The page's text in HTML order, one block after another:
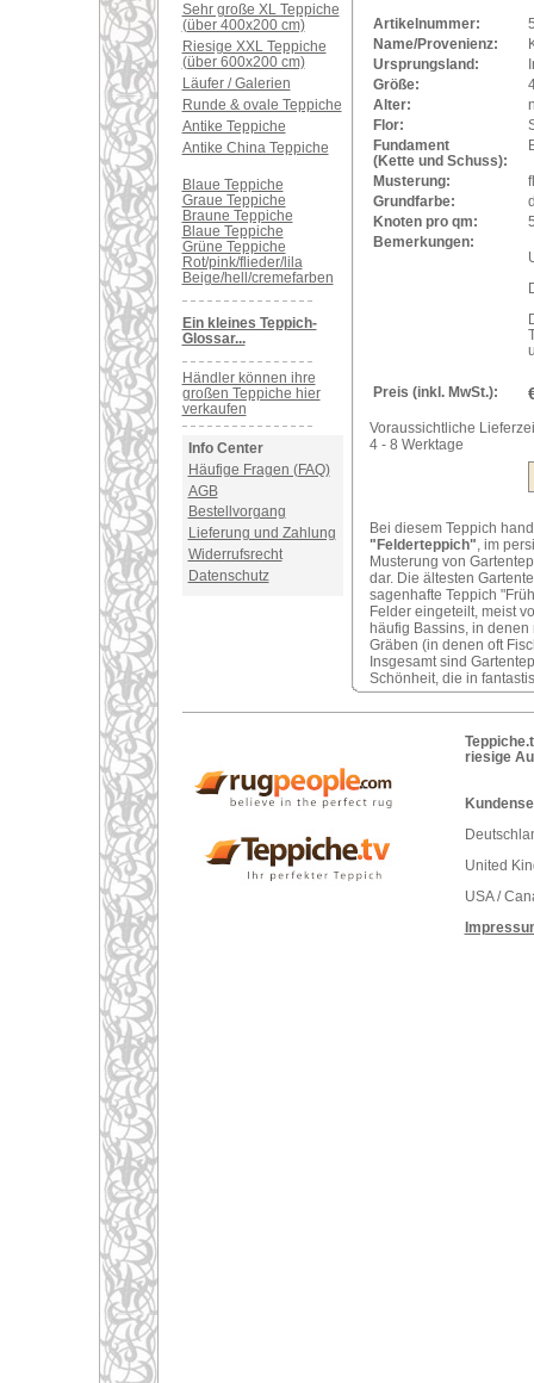
Sehr große XL Teppiche
(über 400x200 cm)
Riesige XXL Teppiche
(über 600x200 cm)
Läufer / Galerien
Runde & ovale Teppiche
Antike Teppiche
Antike China Teppiche
Blaue Teppiche
Graue Teppiche
Braune Teppiche
Blaue Teppiche
Grüne Teppiche
Rot/pink/flieder/lila
Beige/hell/cremefarben
Ein kleines Teppich-
Glossar...
Händler können ihre
großen Teppiche hier
verkaufen
Info Center
Häufige Fragen (FAQ)
AGB
Bestellvorgang
Lieferung und Zahlung
Widerrufsrecht
Datenschutz
Artikelnummer:
Name/Provenienz:
Ursprungsland:
Größe:
Alter:
Flor:
Fundament
(Kette und Schuss):
Musterung:
Grundfarbe:
Knoten pro qm:
Bemerkungen:
Preis (inkl. MwSt.):
Voraussichtliche
4 - 8 Werktage
Bei diesem Teppich
"Felderteppich", im
Musterung von
dar. Die ältesten
sagenhafte Teppich
Felder eingeteilt, meist
häufig Bassins, in
Gräben (in denen oft
Insgesamt sind
Schönheit, die in
riesige
United
USA /